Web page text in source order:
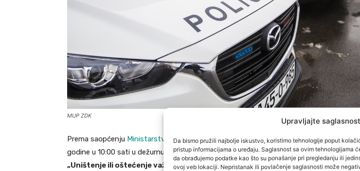
Upravljajte
Da bismo pružili najbolje iskustvo, koristimo tehnologije poput
pristup informacijama o uređaju. Saglasnost sa ovim tehnologijama
da obrađujemo podatke kao što su ponašanje pri pregledanju ili
ovoj veb lokaciji. Nepristanak ili povlačenje saglasnosti može
MUP ZDK
Prema saopćenju Ministarstva unutrašnjih poslovaZeničko-dobojskog kantona, dana
godine u 10:00 sati u dežurnu službu Policijske stanice Maglaj prijavljeno je izvršenje
„Uništenje ili oštećenje važnih privrednih objekata ili javnih naprava“.